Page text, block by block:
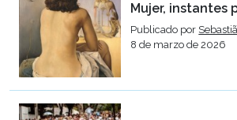
Mujer, instantes
Publicado por
8 de marzo de 2026